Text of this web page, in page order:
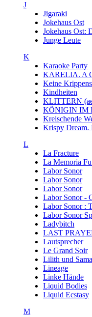
J
Jigaraki
Jokehaus Ost
Jokehaus
Junge Leute
K
Karaoke Party
KARELIA. A
Keine
Kindheiten
KLITTERN
KÖNIGIN IM
Kreischende
Krispy Dream.
L
La Fracture
La Memoria
Labor Sonor
Labor Sonor
Labor Sonor
Labor Sonor -
Labor Sonor :
Labor Sonor
Ladybitch
LAST
Lautsprecher
Le Grand Soir
Lilith und
Lineage
Linke Hände
Liquid Bodies
Liquid Ecstasy
M